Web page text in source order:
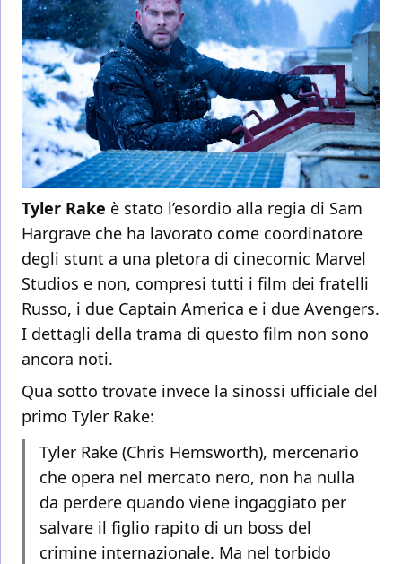
Tyler Rake è stato l’esordio alla regia di Sam
Hargrave che ha lavorato come coordinatore
degli stunt a una pletora di cinecomic Marvel
Studios e non, compresi tutti i film dei fratelli
Russo, i due Captain America e i due Avengers.
I dettagli della trama di questo film non sono
ancora noti.
Qua sotto trovate invece la sinossi ufficiale del
primo Tyler Rake:
Tyler Rake (Chris Hemsworth), mercenario
che opera nel mercato nero, non ha nulla
da perdere quando viene ingaggiato per
salvare il figlio rapito di un boss del
crimine internazionale. Ma nel torbido